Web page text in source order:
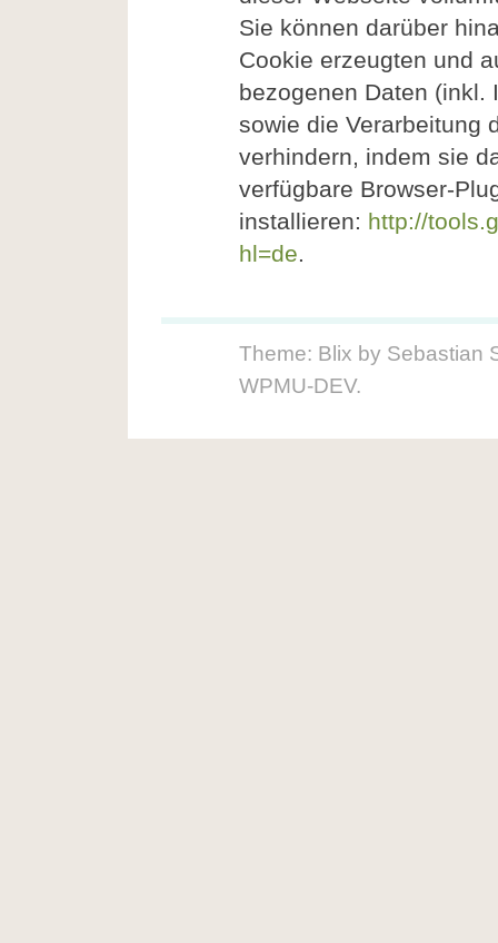
Sie können darüber
Cookie erzeugten und
bezogenen Daten (inkl.
sowie die Verarbeitung
verhindern, indem sie
verfügbare Browser-
installieren: http://
hl=de.
Theme: Blix by Sebastian
WPMU-DEV.